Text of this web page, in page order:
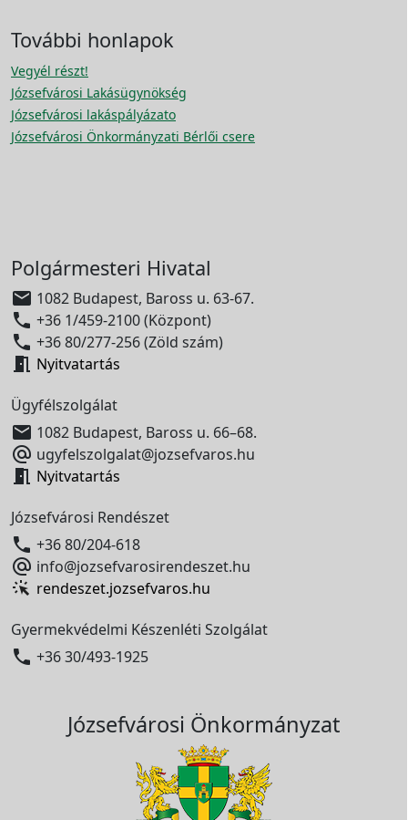
További honlapok
Vegyél részt!
Józsefvárosi Lakásügynökség
Józsefvárosi lakáspályázato
Józsefvárosi Önkormányzati Bérlői csere
Polgármesteri Hivatal
 1082 Budapest, Baross u. 63-67.
 +36 1/459-2100 (Központ)
 +36 80/277-256 (Zöld szám)
 Nyitvatartás
Ügyfélszolgálat
 1082 Budapest, Baross u. 66–68.
 ugyfelszolgalat@jozsefvaros.hu
 Nyitvatartás
Józsefvárosi Rendészet
 +36 80/204-618
 info@jozsefvarosirendeszet.hu
rendeszet.jozsefvaros.hu
Gyermekvédelmi Készenléti Szolgálat
 +36 30/493-1925
Józsefvárosi Önkormányzat